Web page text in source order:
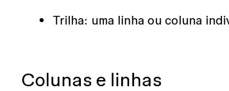
Trilha: uma linha ou coluna
Colunas e linhas